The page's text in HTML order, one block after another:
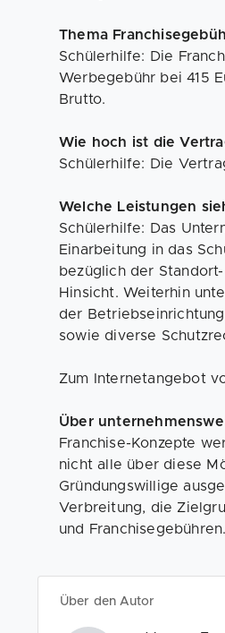
Thema
Schülerhilfe: Die
Werbegebühr bei 415
Brutto.
Wie hoch ist die
Schülerhilfe: Die
Welche Leistungen
Schülerhilfe: Das
Einarbeitung in das
bezüglich der
Hinsicht. Weiterhin
der
sowie diverse
Zum Internetangebot
Über
Franchise-Konzepte
nicht alle über diese
Gründungswillige
Verbreitung, die
und Franchisegebühren.
Über den Autor